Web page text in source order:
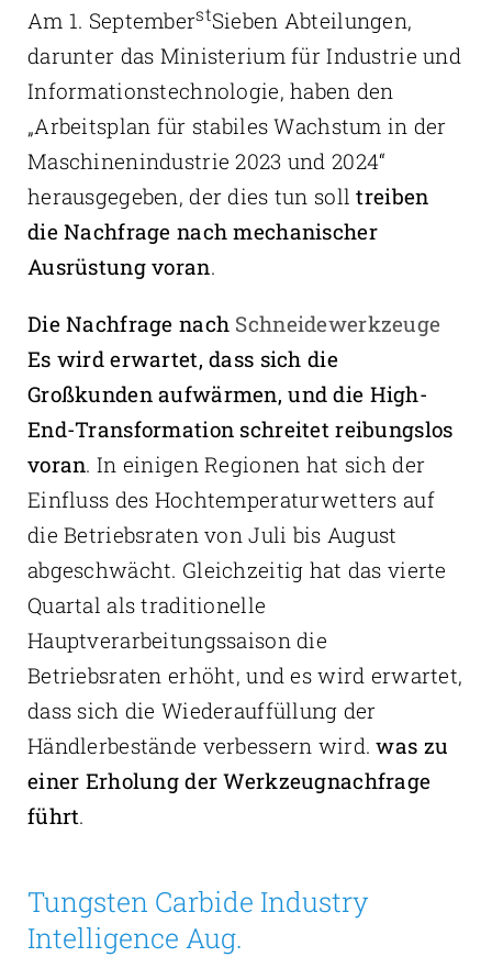
Am 1. SeptemberstSieben Abteilungen,
darunter das Ministerium für Industrie und
Informationstechnologie, haben den
„Arbeitsplan für stabiles Wachstum in der
Maschinenindustrie 2023 und 2024“
herausgegeben, der dies tun solltreiben
die Nachfrage nach mechanischer
Ausrüstung voran.
Die Nachfrage nach Schneidewerkzeuge
Es wird erwartet, dass sich die
Großkunden aufwärmen, und die High-
End-Transformation schreitet reibungslos
voran. In einigen Regionen hat sich der
Einfluss des Hochtemperaturwetters auf
die Betriebsraten von Juli bis August
abgeschwächt. Gleichzeitig hat das vierte
Quartal als traditionelle
Hauptverarbeitungssaison die
Betriebsraten erhöht, und es wird erwartet,
dass sich die Wiederauffüllung der
Händlerbestände verbessern wird.was zu
einer Erholung der Werkzeugnachfrage
führt.
Tungsten Carbide Industry
Intelligence Aug.